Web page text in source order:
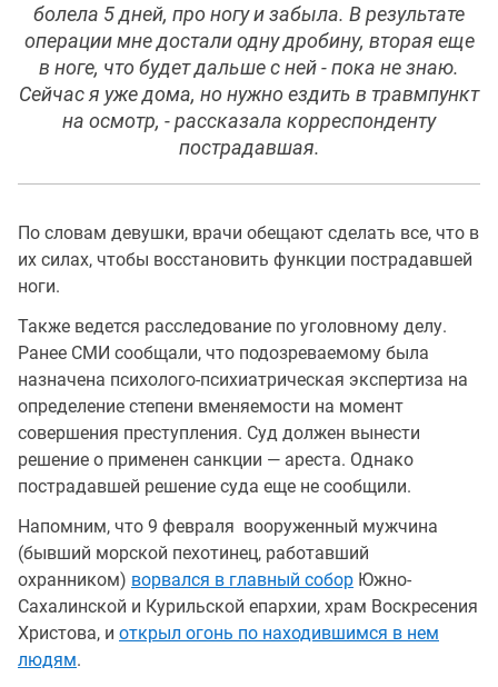
болела 5 дней, про ногу и забыла. В результате
операции мне достали одну дробину, вторая еще
в ноге, что будет дальше с ней - пока не знаю.
Сейчас я уже дома, но нужно ездить в травмпункт
на осмотр, - рассказала корреспонденту
пострадавшая.
По словам девушки, врачи обещают сделать все, что в
их силах, чтобы восстановить функции пострадавшей
ноги.
Также ведется расследование по уголовному делу.
Ранее СМИ сообщали, что подозреваемому была
назначена психолого-психиатрическая экспертиза на
определение степени вменяемости на момент
совершения преступления. Суд должен вынести
решение о применен санкции — ареста. Однако
пострадавшей решение суда еще не сообщили.
Напомним, что 9 февраля вооруженный мужчина
(бывший морской пехотинец, работавший
охранником) ворвался в главный собор Южно-
Сахалинской и Курильской епархии, храм Воскресения
Христова, и открыл огонь по находившимся в нем
людям.